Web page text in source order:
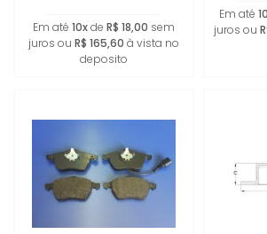
Em até 10xde R$ 18,00 sem
juros ou R$ 165,60 à vista no
deposito
Em até
juros ou